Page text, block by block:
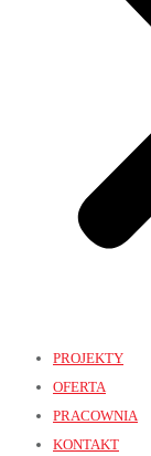
PROJEKTY
OFERTA
PRACOWNIA
KONTAKT